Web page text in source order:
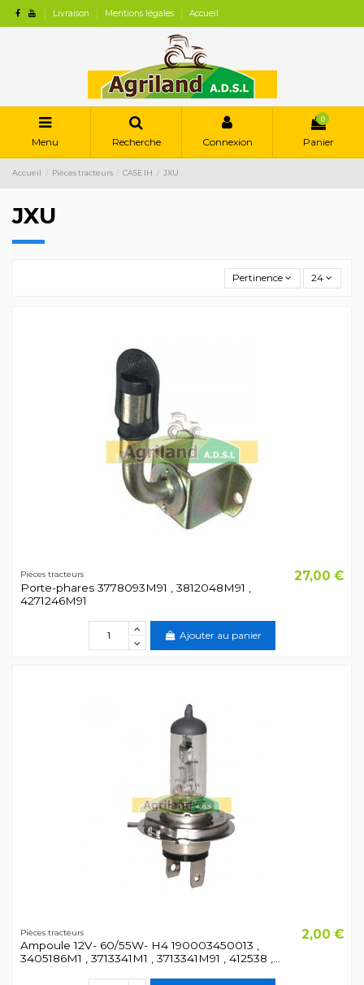
Livraison Mentions légales Accueil
Menu Recherche Connexion
0
Panier
Accueil Pièces tracteurs CASE IH JXU
JXU
Pertinence 24
Pièces tracteurs
Porte-phares 3778093M91 , 3812048M91 ,
4271246M91
27,00 €
Ajouter au panier
Pièces tracteurs
Ampoule 12V- 60/55W- H4 190003450013 ,
3405186M1 , 3713341M1 , 3713341M91 , 412538 ,...
2,00 €